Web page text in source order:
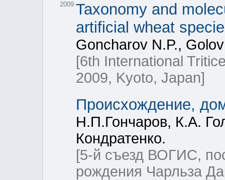
2009 Taxonomy and
artificial wheat
Goncharov N.P.,
[6th International
2009, Kyoto, Japan]
Происхождение,
Н.П.Гончаров, К.А.
Кондратенко.
[5-й съезд ВОГИС,
рождения Чарльза